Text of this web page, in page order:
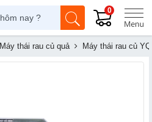
0
Máy thái rau củ quả Máy thái rau củ